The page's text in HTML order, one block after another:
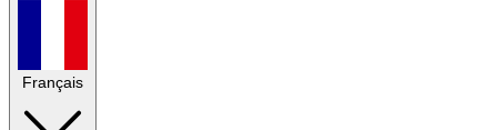
Français